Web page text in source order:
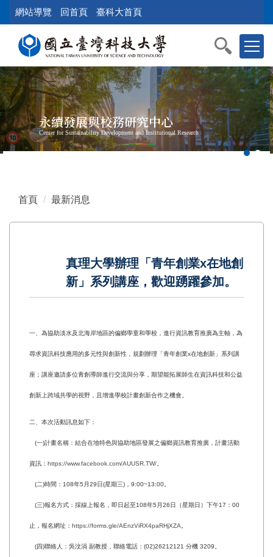
到
內
容
區
塊
網站導覽 回首頁 臺科大首頁
永續發展與校務研究中心
Center for Sustainability Development and Institutional Research
首頁 最新消息
真理大學辦理「青年創業x在地創
新」系列講座，歡迎踴躍參加。
一、為協助淡水及北海岸地區的偏鄉學童和學校，進行資訊教育推廣為主軸，為
尋求資訊科技應用的多元性與創新性，規劃辦理「青年創業x在地創新」系列講
座；講座邀請多位青創導師進行交流與分享，期望能拓展師生在資訊科技和公益
創新上跨域共學的視野，且增進學校計畫創新合作之機會。
二、本次活動訊息如下：
(一)計畫名稱：結合在地特色與協助地區發展之偏鄉資訊教育推廣，計畫活動
資訊： https://www.facebook.com/AUUSR.TW/
(二)時間：108年5月29日(星期三)，9:00~13:00。
(三)報名方式：採線上報名，即日起至108年5月26日（星期日）下午17：00
止，報名網址： https://forms.gle/AEnzViRX4paRHjXZA
(四)聯絡人：吳汶涓 副教授，聯絡電話：(02)26212121 分機 3209。